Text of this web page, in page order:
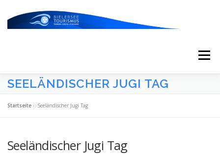
Menü
SEELÄNDISCHER JUGI TAG
Startseite »Seeländischer Jugi Tag
Seeländischer Jugi Tag